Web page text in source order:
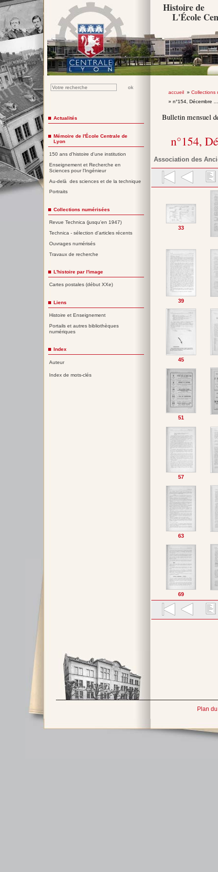
Histoire de
L'École
accueil» Collections
» n°154, Décembre
Bulletin mensuel
n°154,
Association des
33
39
45
51
57
63
69
Actualités
Mémoire de l'École Centrale de
Lyon
150 ans d'histoire d'une institution
Enseignement et Recherche en
Sciences pour l'Ingénieur
Au-delà des sciences et de la technique
Portraits
Collections numérisées
Revue Technica (jusqu'en 1947)
Technica - sélection d'articles récents
Ouvrages numérisés
Travaux de recherche
L'histoire par l'image
Cartes postales (début XXe)
Liens
Histoire et Enseignement
Portails et autres bibliothèques
numériques
Index
Auteur
Index de mots-clés
Plan